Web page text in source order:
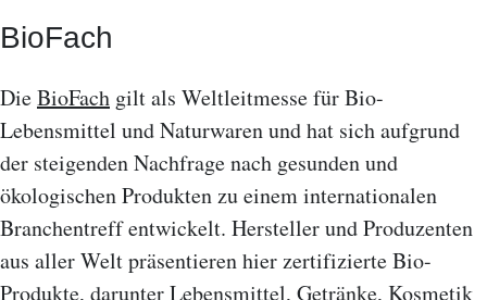
BioFach
DieBioFach gilt als Weltleitmesse für Bio-
Lebensmittel und Naturwaren und hat sich aufgrund
der steigenden Nachfrage nach gesunden und
ökologischen Produkten zu einem internationalen
Branchentreff entwickelt. Hersteller und Produzenten
aus aller Welt präsentieren hier zertifizierte Bio-
Produkte, darunter Lebensmittel, Getränke, Kosmetik